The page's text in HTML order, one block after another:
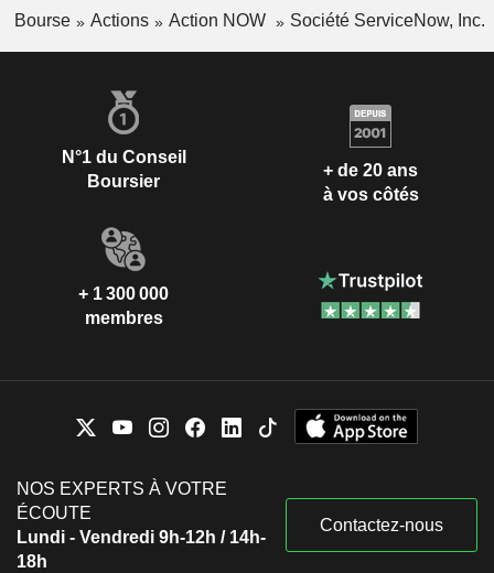
Bourse Actions Action NOW Société ServiceNow, Inc.
N°1 du Conseil
Boursier
+ de 20 ans
à vos côtés
+ 1 300 000
membres
NOS EXPERTS À VOTRE
ÉCOUTE
Lundi - Vendredi 9h-12h / 14h-
18h
Contactez-nous